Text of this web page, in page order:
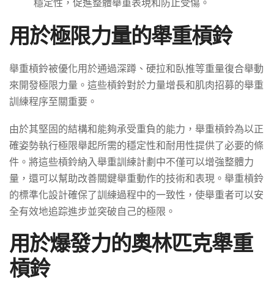
用於極限力量的舉重槓鈴
舉重槓鈴被優化用於通過深蹲、硬拉和臥推等重量復合舉動
來開發極限力量。這些槓鈴對於力量增長和肌肉招募的舉重
訓練程序至關重要。
由於其堅固的結構和能夠承受重負的能力，舉重槓鈴為以正
確姿勢執行極限舉起所需的穩定性和耐用性提供了必要的條
件。將這些槓鈴納入舉重訓練計劃中不僅可以增強整體力
量，還可以幫助改善關鍵舉重動作的技術和表現。舉重槓鈴
的標準化設計確保了訓練過程中的一致性，使舉重者可以安
全有效地追踪進步並突破自己的極限。
用於爆發力的奧林匹克舉重
槓鈴